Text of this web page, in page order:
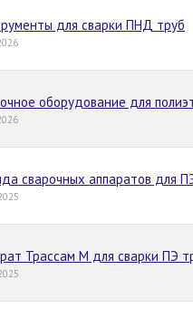
для сварки ПНД труб
оборудование для
сварочных аппаратов для
Трассам М для сварки ПЭ